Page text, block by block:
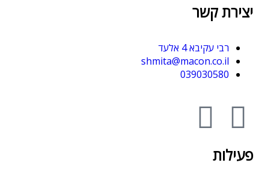
יצירת קשר
רבי עקיבא 4 אלעד
shmita@macon.co.il
039030580
פעילות